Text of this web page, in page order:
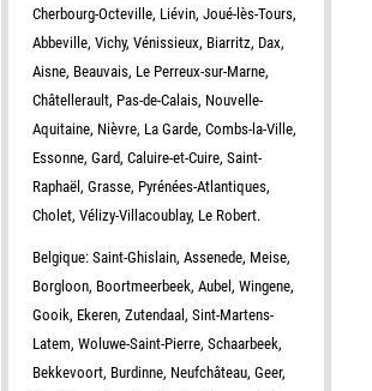
Cherbourg-Octeville, Liévin, Joué-lès-Tours,
Abbeville, Vichy, Vénissieux, Biarritz, Dax,
Aisne, Beauvais, Le Perreux-sur-Marne,
Châtellerault, Pas-de-Calais, Nouvelle-
Aquitaine, Nièvre, La Garde, Combs-la-Ville,
Essonne, Gard, Caluire-et-Cuire, Saint-
Raphaël, Grasse, Pyrénées-Atlantiques,
Cholet, Vélizy-Villacoublay, Le Robert.
Belgique: Saint-Ghislain, Assenede, Meise,
Borgloon, Boortmeerbeek, Aubel, Wingene,
Gooik, Ekeren, Zutendaal, Sint-Martens-
Latem, Woluwe-Saint-Pierre, Schaarbeek,
Bekkevoort, Burdinne, Neufchâteau, Geer,